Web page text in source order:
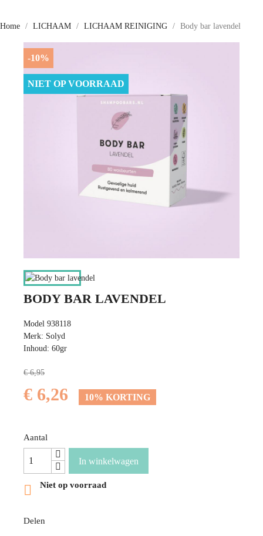
Home LICHAAM LICHAAM REINIGING Body bar lavendel
-10%
NIET OP VOORRAAD
BODY BAR LAVENDEL
Model 938118
Merk: Solyd
Inhoud: 60gr
€ 6,95
€ 6,26 10% KORTING
Aantal
In winkelwagen
 Niet op voorraad
Delen